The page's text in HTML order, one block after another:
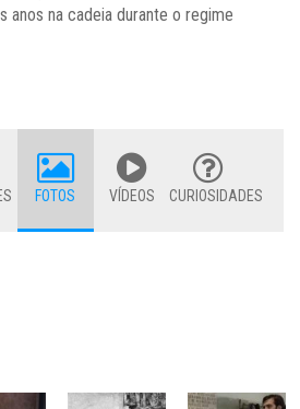
anos na cadeia durante o regime
FOTOS VÍDEOS CURIOSIDADES